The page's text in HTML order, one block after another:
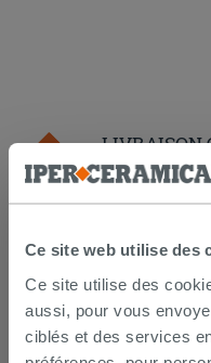
Ce site web utilise des
Ce site utilise des
aussi, pour vous
ciblés et des services
LIVRAISON
ouvrésà compter de la
quelques jours.
IPERCERAMICA
années avec les plus
transports